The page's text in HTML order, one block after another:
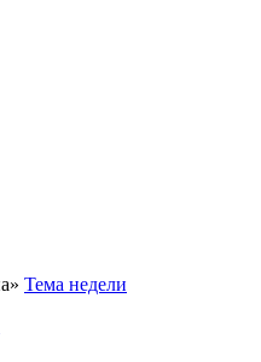
Тема недели